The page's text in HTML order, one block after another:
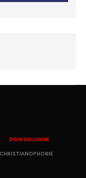
DON EN LIGNE